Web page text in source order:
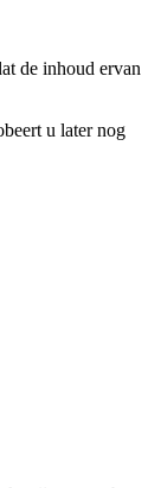
de inhoud ervan
u later nog